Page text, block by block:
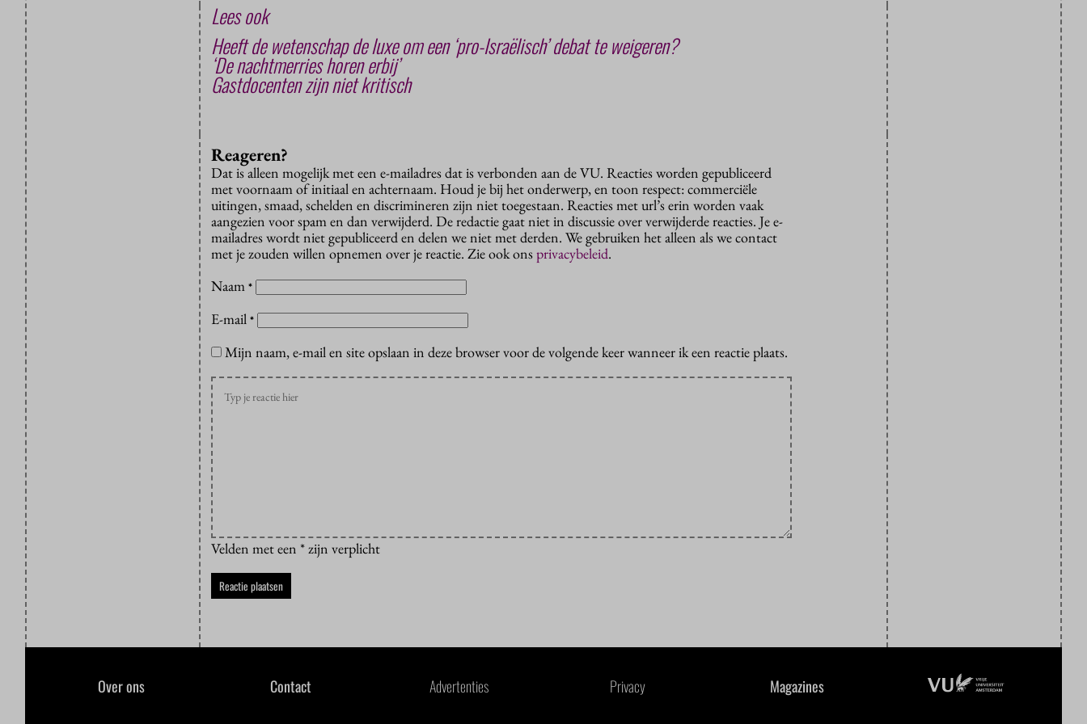
Lees ook
Heeft de wetenschap de luxe om een ‘pro-Israëlisch’ debat te weigeren?
‘De nachtmerries horen erbij’
Gastdocenten zijn niet kritisch
Reageren?
Dat is alleen mogelijk met een e-mailadres dat is verbonden aan de VU. Reacties worden gepubliceerd
met voornaam of initiaal en achternaam. Houd je bij het onderwerp, en toon respect: commerciële
uitingen, smaad, schelden en discrimineren zijn niet toegestaan. Reacties met url’s erin worden vaak
aangezien voor spam en dan verwijderd. De redactie gaat niet in discussie over verwijderde reacties. Je e-
mailadres wordt niet gepubliceerd en delen we niet met derden. We gebruiken het alleen als we contact
met je zouden willen opnemen over je reactie. Zie ook onsprivacybeleid.
Naam *
E-mail *
Mijn naam, e-mail en site opslaan in deze browser voor de volgende keer wanneer ik een reactie plaats.
Velden met een * zijn verplicht
Over ons Contact Advertenties Privacy Magazines